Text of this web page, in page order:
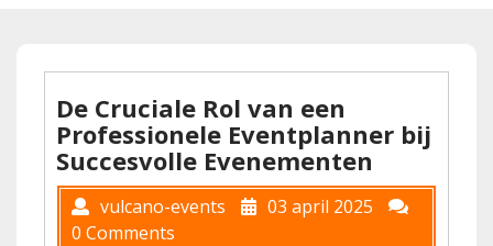
De Cruciale Rol van een
Professionele Eventplanner bij
Succesvolle Evenementen
vulcano-events
03 april 2025
0 Comments